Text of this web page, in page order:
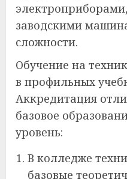
заводскими
сложности.
Обучение на
в профильных
Аккредитация
базовое
уровень:
В колледже
базовые